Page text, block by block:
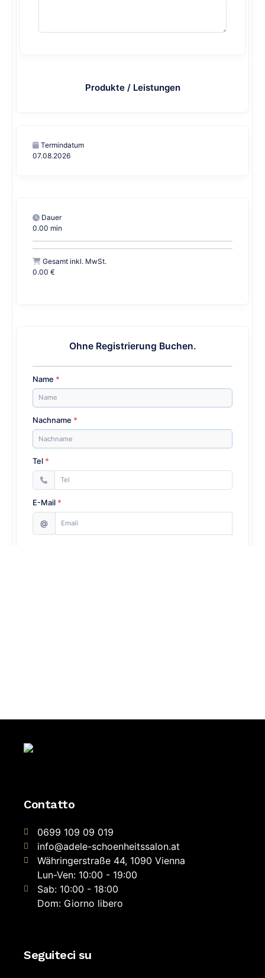
Contatto
0699 109 09 019
info@adele-schoenheitssalon.at
Währingerstraße 44, 1090 Vienna
Lun-Ven: 10:00 - 19:00
Sab: 10:00 - 18:00
Dom: Giorno libero
Seguiteci su